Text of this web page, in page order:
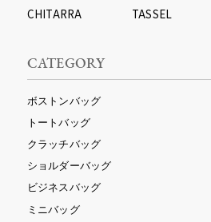
CHITARRA
TASSEL
CATEGORY
ボストンバッグ
トートバッグ
クラッチバッグ
ショルダーバッグ
ビジネスバッグ
ミニバッグ